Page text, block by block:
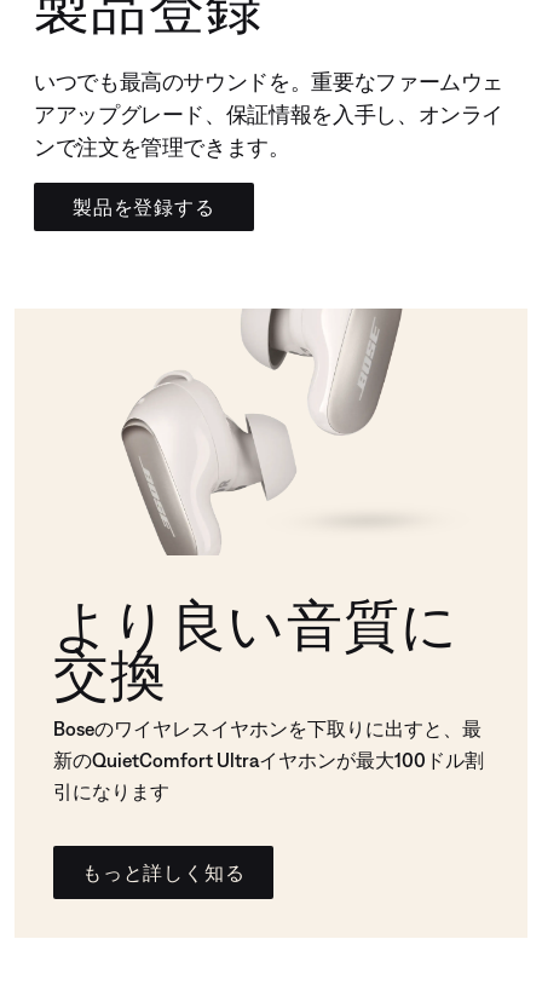
いつでも最高のサウンドを。重要なファームウェ
アアップグレード、保証情報を入手し、オンライ
ンで注文を管理できます。
製品を登録する
より良い音質に
交換
Boseのワイヤレスイヤホンを下取りに出すと、最
新のQuietComfort Ultraイヤホンが最大100ドル割
引になります
もっと詳しく知る